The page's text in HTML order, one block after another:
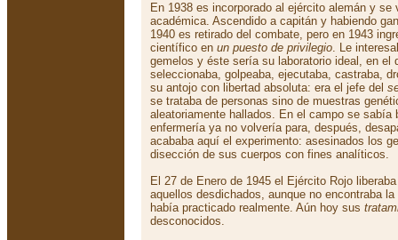
En 1938 es incorporado al ejército alemán y se
académica. Ascendido a capitán y habiendo
1940 es retirado del combate, pero en 1943
científico en un puesto de privilegio. Le
gemelos y éste sería su laboratorio ideal, en el
seleccionaba, golpeaba, ejecutaba, castraba,
su antojo con libertad absoluta: era el jefe del
se trataba de personas sino de muestras
aleatoriamente hallados. En el campo se sabía
enfermería ya no volvería para, después,
acababa aquí el experimento: asesinados los
disección de sus cuerpos con fines analíticos.
El 27 de Enero de 1945 el Ejército Rojo
aquellos desdichados, aunque no encontraba
había practicado realmente. Aún hoy sus
desconocidos.